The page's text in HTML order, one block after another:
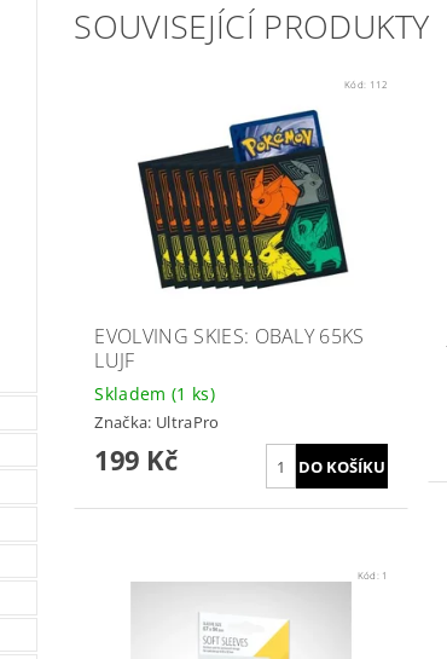
SOUVISEJÍCÍ PRODUKTY
Kód: 112
EVOLVING SKIES: OBALY 65KS
LUJF
Skladem (1 ks)
Značka: UltraPro
199 Kč
Kód: 1